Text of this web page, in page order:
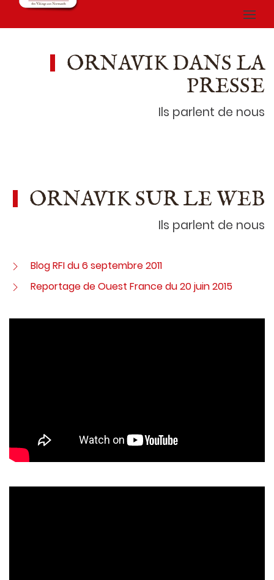
ORNAVIK DANS LA
PRESSE
Ils parlent de nous
ORNAVIK SUR LE WEB
Ils parlent de nous
Blog RFI du 6 septembre 2011
Reportage de Ouest France du 20 juin 2015